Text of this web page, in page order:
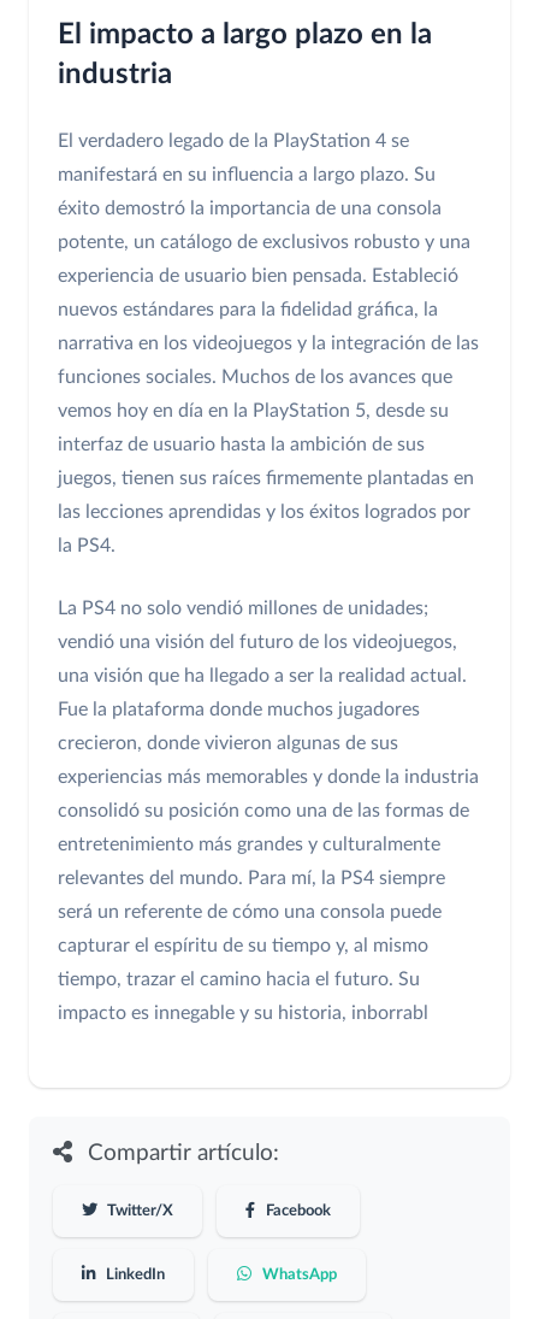
El impacto a largo plazo en la
industria
El verdadero legado de la PlayStation 4 se
manifestará en su influencia a largo plazo. Su
éxito demostró la importancia de una consola
potente, un catálogo de exclusivos robusto y una
experiencia de usuario bien pensada. Estableció
nuevos estándares para la fidelidad gráfica, la
narrativa en los videojuegos y la integración de las
funciones sociales. Muchos de los avances que
vemos hoy en día en la PlayStation 5, desde su
interfaz de usuario hasta la ambición de sus
juegos, tienen sus raíces firmemente plantadas en
las lecciones aprendidas y los éxitos logrados por
la PS4.
La PS4 no solo vendió millones de unidades;
vendió una visión del futuro de los videojuegos,
una visión que ha llegado a ser la realidad actual.
Fue la plataforma donde muchos jugadores
crecieron, donde vivieron algunas de sus
experiencias más memorables y donde la industria
consolidó su posición como una de las formas de
entretenimiento más grandes y culturalmente
relevantes del mundo. Para mí, la PS4 siempre
será un referente de cómo una consola puede
capturar el espíritu de su tiempo y, al mismo
tiempo, trazar el camino hacia el futuro. Su
impacto es innegable y su historia, inborrabl
Compartir artículo:
Twitter/X Facebook
LinkedIn WhatsApp